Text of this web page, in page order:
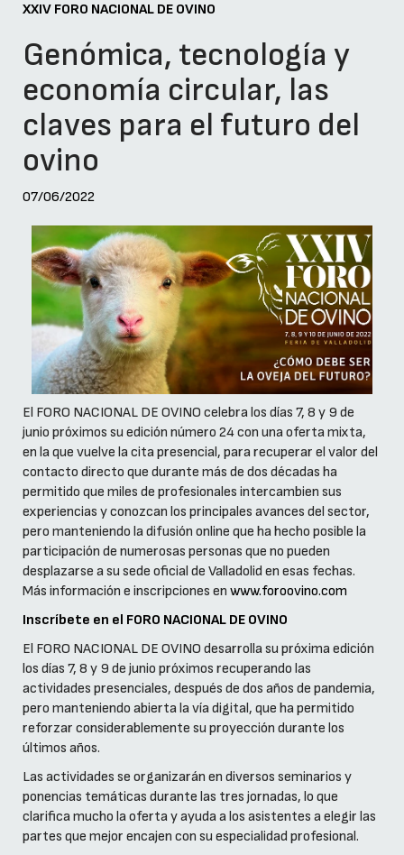
XXIV FORO NACIONAL DE OVINO
Genómica, tecnología y
economía circular, las
claves para el futuro del
ovino
07/06/2022
El FORO NACIONAL DE OVINO celebra los días 7, 8 y 9 de
junio próximos su edición número 24 con una oferta mixta,
en la que vuelve la cita presencial, para recuperar el valor del
contacto directo que durante más de dos décadas ha
permitido que miles de profesionales intercambien sus
experiencias y conozcan los principales avances del sector,
pero manteniendo la difusión online que ha hecho posible la
participación de numerosas personas que no pueden
desplazarse a su sede oficial de Valladolid en esas fechas.
Más información e inscripciones en www.foroovino.com
Inscríbete en el FORO NACIONAL DE OVINO
El FORO NACIONAL DE OVINO desarrolla su próxima edición
los días 7, 8 y 9 de junio próximos recuperando las
actividades presenciales, después de dos años de pandemia,
pero manteniendo abierta la vía digital, que ha permitido
reforzar considerablemente su proyección durante los
últimos años.
Las actividades se organizarán en diversos seminarios y
ponencias temáticas durante las tres jornadas, lo que
clarifica mucho la oferta y ayuda a los asistentes a elegir las
partes que mejor encajen con su especialidad profesional.